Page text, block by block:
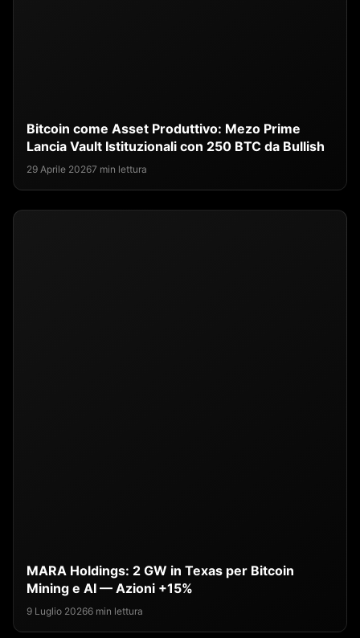
Bitcoin come Asset Produttivo: Mezo Prime
Lancia Vault Istituzionali con 250 BTC da Bullish
29 Aprile 20267 min lettura
MARA Holdings: 2 GW in Texas per Bitcoin
Mining e AI — Azioni +15%
9 Luglio 20266 min lettura